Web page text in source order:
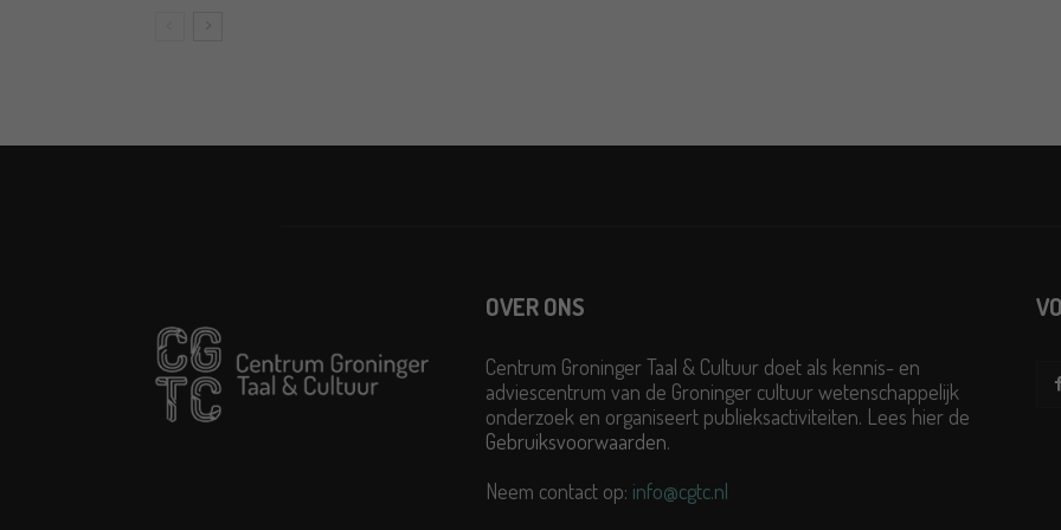
OVER ONS
Centrum Groninger Taal & Cultuur doet als kennis- en
adviescentrum van de Groninger cultuur wetenschappelijk
onderzoek en organiseert publieksactiviteiten. Lees hier de
Gebruiksvoorwaarden.
Neem contact op: info@cgtc.nl